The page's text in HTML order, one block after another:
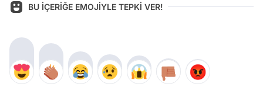
BU İÇERİĞE EMOJİYLE TEPKİ VER!